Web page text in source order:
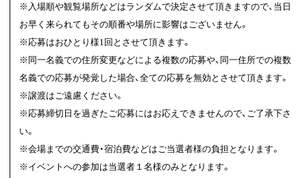
※入場順や観覧場所などはランダムで決定させて頂きますので、当日
お早く来られてもその順番や場所に影響はございません。
※応募はおひとり様1回とさせて頂きます。
※同一名義での住所変更などによる複数の応募や、同一住所での複数
名義での応募が発覚した場合、全ての応募を無効とさせて頂きます。
※譲渡はご遠慮ください。
※応募締切日を過ぎたご応募にはお応えできませんので、ご了承下さ
い。
※会場までの交通費・宿泊費などはご当選者様の負担となります。
※イベントへの参加は当選者１名様のみとなります。